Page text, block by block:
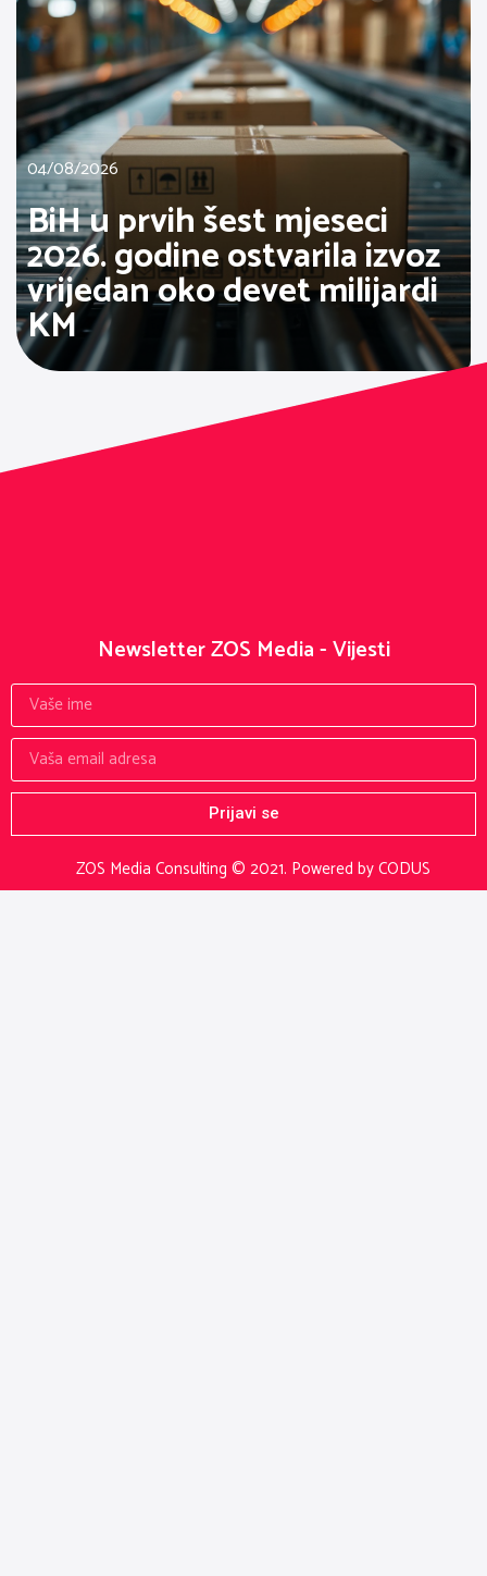
04/08/2026
BiH u prvih šest mjeseci
2026. godine ostvarila izvoz
vrijedan oko devet milijardi
KM
ZOS Media Consulting © 2021. Powered by CODUS
Newsletter ZOS Media - Vijesti
Prijavi se